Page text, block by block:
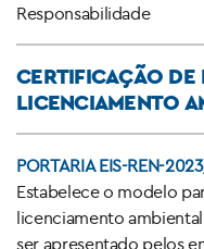
Responsabilidade
CERTIFICAÇÃO DE
LICENCIAMENTO
PORTARIA EIS-REN-
Estabelece o modelo
licenciamento
ser apresentado pelos